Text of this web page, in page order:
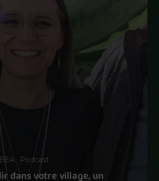
BEA Podcast
dans votre village, un